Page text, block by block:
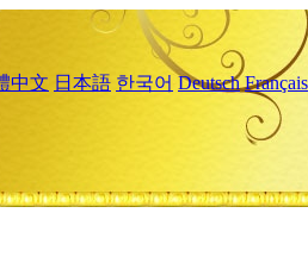
中文 日本語 한국어 Deutsch Français